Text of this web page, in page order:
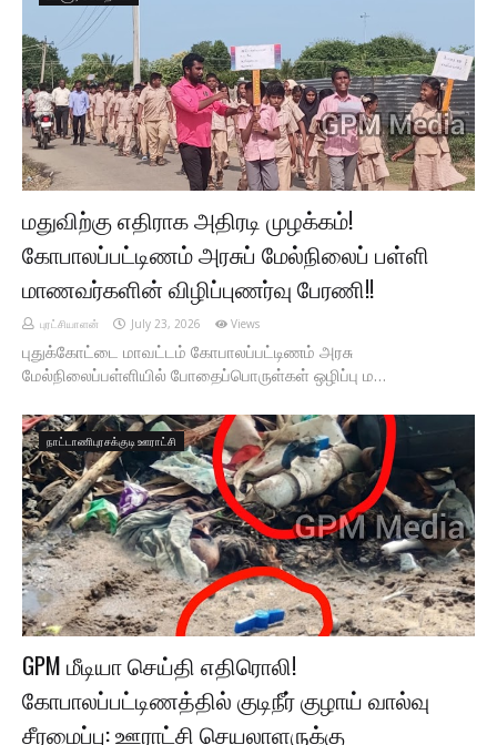
மதுவிற்கு எதிராக அதிரடி முழக்கம்!
கோபாலப்பட்டிணம் அரசுப் மேல்நிலைப் பள்ளி
மாணவர்களின் விழிப்புணர்வு பேரணி!!
புரட்சியாளன் July 23, 2026 Views
புதுக்கோட்டை மாவட்டம் கோபாலப்பட்டிணம் அரசு
மேல்நிலைப்பள்ளியில் போதைப்பொருள்கள் ஒழிப்பு ம…
நாட்டாணிபுரசக்குடி ஊராட்சி
GPM மீடியா செய்தி எதிரொலி!
கோபாலப்பட்டிணத்தில் குடிநீர் குழாய் வால்வு
சீரமைப்பு: ஊராட்சி செயலாளருக்கு